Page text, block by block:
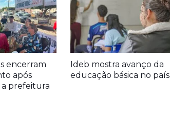
encerram
após
prefeitura
Ideb mostra avanço da
educação básica no país